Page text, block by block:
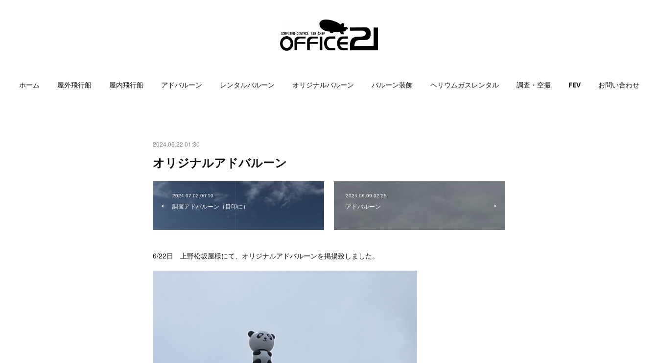
ホーム 屋外飛行船 屋内飛行船 アドバルーン レンタルバルーン オリジナルバルーン バルーン装飾 ヘリウムガスレンタル 調査・空撮 FEV お問い合わせ
2024.06.22 01:30
オリジナルアドバルーン
2024.07.02 00:10
調査アドバルーン（目印に）
2024.06.09 02:25
アドバルーン
6/22日 上野松坂屋様にて、オリジナルアドバルーンを掲揚致しました。